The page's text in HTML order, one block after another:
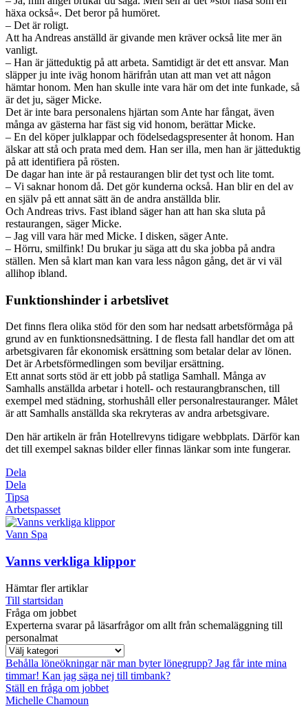
häxa också«. Det beror på humöret.
– Det är roligt.
Att ha Andreas anställd är givande men kräver också lite mer än
vanligt.
– Han är jätteduktig på att arbeta. Samtidigt är det ett ansvar. Man
släpper ju inte iväg honom härifrån utan att man vet att någon
hämtar honom. Men han skulle inte vara här om det inte funkade, så
är det ju, säger Micke.
Det är inte bara personalens hjärtan som Ante har fångat, även
många av gästerna har fäst sig vid honom, berättar Micke.
– En del köper julklappar och födelsedagspresenter åt honom. Han
älskar att stå och prata med dem. Han ser illa, men han är jätte­duktig
på att identifiera på rösten.
De dagar han inte är på restaurangen blir det tyst och lite tomt.
– Vi saknar honom då. Det gör kunderna också. Han blir en del av
en själv på ett annat sätt än de andra anställda blir.
Och Andreas trivs. Fast ibland säger han att han ska sluta på
restaurangen, säger Micke.
– Jag vill vara här med Micke. I disken, säger Ante.
– Hörru, smilfink! Du brukar ju säga att du ska jobba på andra
ställen. Men så klart man kan vara less någon gång, det är vi väl
allihop ibland.
Funktionshinder i arbetslivet
Det finns flera olika stöd för den som har nedsatt arbetsförmåga på
grund av en funktionsnedsättning. I de flesta fall handlar det om att
arbetsgivaren får ekonomisk ersättning som betalar delar av lönen.
Det är Arbetsförmedlingen som beviljar ersättning.
Ett annat sorts stöd är ett jobb på statliga Samhall. Många av
Samhalls anställda arbetar i hotell- och restaurangbranschen, till
exempel med städning, storhushåll eller personalrestauranger. Målet
är att Samhalls anställda ska rekryteras av andra arbetsgivare.
Den här artikeln är från Hotellrevyns tidigare webbplats. Därför kan
det till exempel saknas bilder eller finnas länkar som inte fungerar.
Dela
Dela
Tipsa
Arbetspasset
Vann Spa
Vanns verkliga klippor
Hämtar fler artiklar
Till startsidan
Fråga om jobbet
Experterna svarar på läsarfrågor om allt från schemaläggning till
personalmat
Behålla löneökningar när man byter lönegrupp? Jag får inte mina
timmar! Kan jag säga nej till timbank?
Ställ en fråga om jobbet
Michelle Chamoun